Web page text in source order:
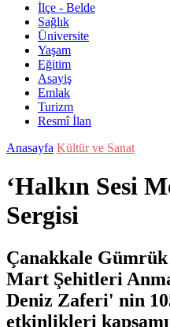
İlçe - Belde
Sağlık
Üniversite
Yaşam
Eğitim
Asayiş
Emlak
Turizm
Resmî İlan
Anasayfa Kültür ve Sanat
‘Halkın Sesi
Sergisi
Çanakkale
Mart Şehitleri
Deniz Zaferi' nin
etkinlikleri